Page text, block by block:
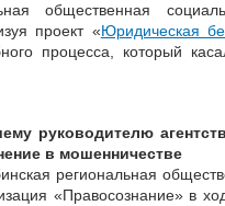
общественная
проект «Юридическая
процесса, который
руководителю
в мошенничестве
региональная
«Правосознание» в